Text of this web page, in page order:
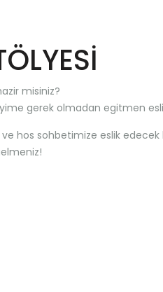
misiniz?
gerek olmadan egitmen
hos sohbetimize eslik edecek